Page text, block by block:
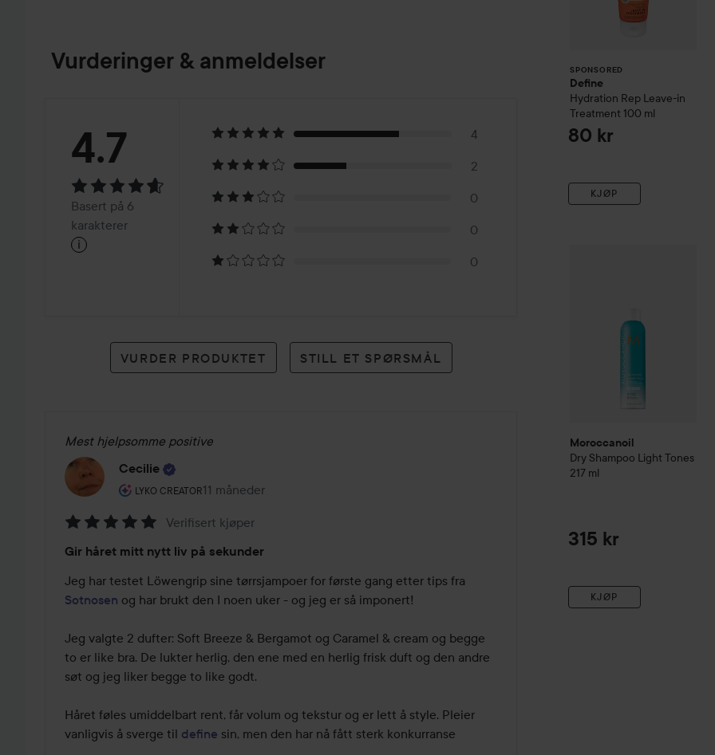
Vurderinger & anmeldelser
Vurdering:
4.7Basert
på
karakterer
4.7
Basert på 6
karakterer
i
4
2
0
0
0
VURDER PRODUKTET STILL ET SPØRSMÅL
Mest hjelpsomme positive
Cecilie
LYKO CREATOR
Brukerens rolle: Lyko Creator.
11 måneder
Innlegget ble opprettet 11 måneder
5
av
5
Verifisert kjøper
Gir håret mitt nytt liv på sekunder
Sotnosen og har brukt den I noen uker - og jeg er så imponert!
Jeg valgte 2 dufter: Soft Breeze & Bergamot og Caramel & cream og begge
to er like bra. De lukter herlig, den ene med en herlig frisk duft og den andre
søt og jeg liker begge to like godt.
Håret føles umiddelbart rent, får volum og tekstur og er lett å style. Pleier
vanligvis å sverge til define sin, men den har nå fått sterk konkurranse
SPONSORED
Define
Hydration Rep Leave-in
Treatment 100 ml
80 kr
KJØP
Moroccanoil
Dry Shampoo Light Tones
217 ml
315 kr
KJØP